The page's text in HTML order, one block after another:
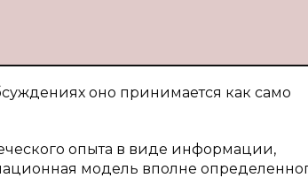
оно принимается как само
опыта в виде информации,
модель вполне